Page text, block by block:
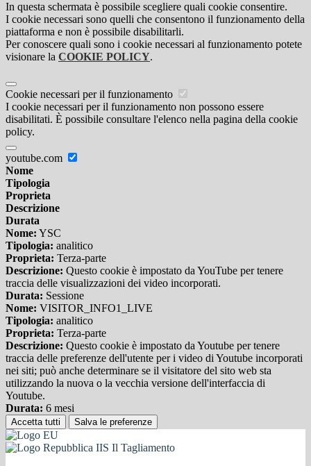
In questa schermata è possibile scegliere quali cookie consentire.
I cookie necessari sono quelli che consentono il funzionamento della
piattaforma e non è possibile disabilitarli.
Per conoscere quali sono i cookie necessari al funzionamento potete
visionare la COOKIE POLICY.
Cookie necessari per il funzionamento
I cookie necessari per il funzionamento non possono essere
disabilitati. È possibile consultare l'elenco nella pagina della cookie
policy.
youtube.com
Nome
Tipologia
Proprieta
Descrizione
Durata
Nome: YSC
Tipologia: analitico
Proprieta: Terza-parte
Descrizione: Questo cookie è impostato da YouTube per tenere
traccia delle visualizzazioni dei video incorporati.
Durata: Sessione
Nome: VISITOR_INFO1_LIVE
Tipologia: analitico
Proprieta: Terza-parte
Descrizione: Questo cookie è impostato da Youtube per tenere
traccia delle preferenze dell'utente per i video di Youtube incorporati
nei siti; può anche determinare se il visitatore del sito web sta
utilizzando la nuova o la vecchia versione dell'interfaccia di
Youtube.
Durata: 6 mesi
Accetta tutti Salva le preferenze
IIS Il Tagliamento